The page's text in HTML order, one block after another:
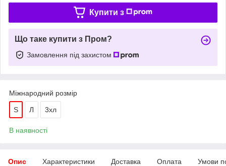
Купити з
Що таке купити з Пром?
Замовлення під захистом
Міжнародний розмір
S Л 3хл
В наявності
Опис Характеристики Доставка Оплата Умови